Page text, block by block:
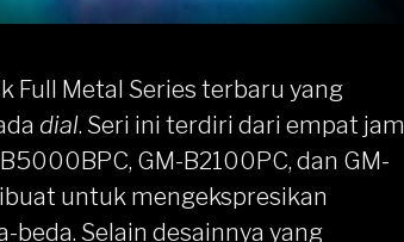
Full Metal Series terbaru yang
dial. Seri ini terdiri dari empat jam
GM-B2100PC, dan GM-
untuk mengekspresikan
Selain desainnya yang